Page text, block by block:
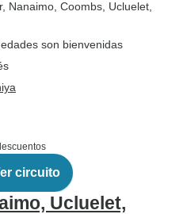
, Nanaimo , Coombs , Ucluelet
son bienvenidas
circuito
Ucluelet,